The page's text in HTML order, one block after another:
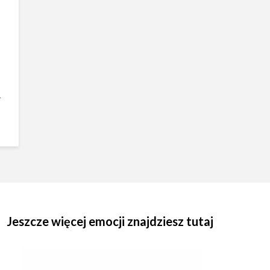
Jeszcze więcej emocji znajdziesz tutaj